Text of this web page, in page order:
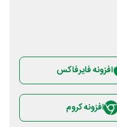
افزونه فایرفاکس
افزونه کروم